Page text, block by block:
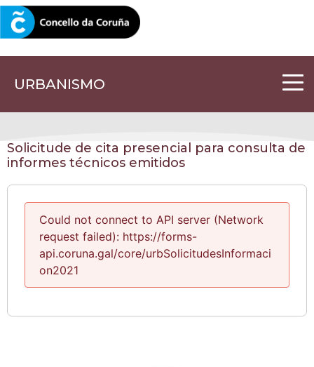
URBANISMO
CORUNA.GAL
Solicitude de cita presencial para consulta de
informes técnicos emitidos
Could not connect to API server (Network
request failed): https://forms-
api.coruna.gal/core/urbSolicitudesInformaci
on2021